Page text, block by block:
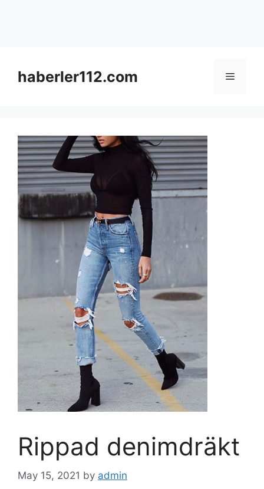
contenthaberler112.com Menu
Rippad denimdräkt
May 15, 2021 by admin